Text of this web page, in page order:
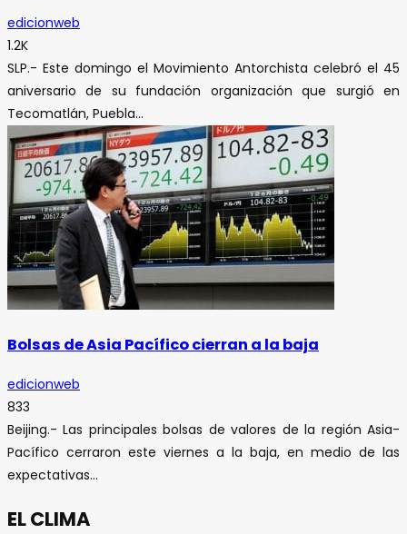
edicionweb
1.2K
SLP.- Este domingo el Movimiento Antorchista celebró el 45
aniversario de su fundación organización que surgió en
Tecomatlán, Puebla...
Bolsas de Asia Pacífico cierran a la baja
edicionweb
833
Beijing.- Las principales bolsas de valores de la región Asia-
Pacífico cerraron este viernes a la baja, en medio de las
expectativas...
EL CLIMA